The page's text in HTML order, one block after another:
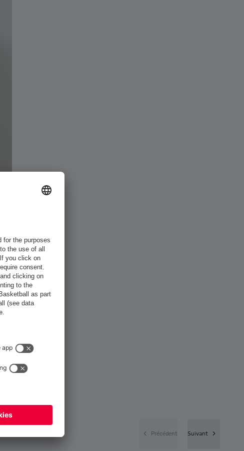
Précédent Suivant